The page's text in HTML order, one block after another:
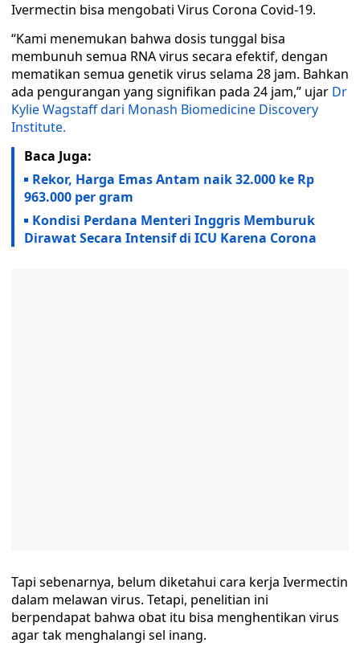
Ivermectin bisa mengobati Virus Corona Covid-19.
“Kami menemukan bahwa dosis tunggal bisa
membunuh semua RNA virus secara efektif, dengan
mematikan semua genetik virus selama 28 jam. Bahkan
ada pengurangan yang signifikan pada 24 jam,” ujar Dr
Kylie Wagstaff dari Monash Biomedicine Discovery
Institute.
Baca Juga:
Rekor, Harga Emas Antam naik 32.000 ke Rp
963.000 per gram
Kondisi Perdana Menteri Inggris Memburuk
Dirawat Secara Intensif di ICU Karena Corona
Tapi sebenarnya, belum diketahui cara kerja Ivermectin
dalam melawan virus. Tetapi, penelitian ini
berpendapat bahwa obat itu bisa menghentikan virus
agar tak menghalangi sel inang.